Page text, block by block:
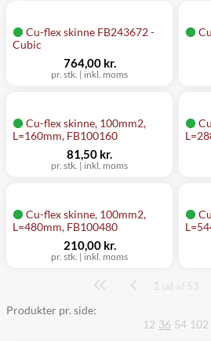
Cu-flex skinne FB243672 -
Cubic
pr. stk. | inkl. moms
764,00 kr.
Cu-flex skinne, 100mm2,
L=160mm, FB100160
pr. stk. | inkl. moms
81,50 kr.
Cu-flex skinne, 100mm2,
L=480mm, FB100480
pr. stk. | inkl. moms
210,00 kr.
Side
1 ud af 53
Produkter pr. side:
12 36 54 102